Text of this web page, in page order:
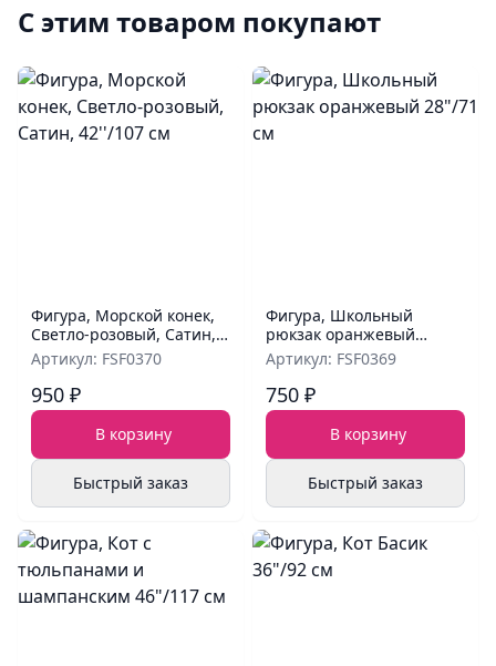
С этим товаром покупают
Фигура, Морской конек,
Светло-розовый, Сатин,
42''/107 см
Артикул: FSF0370
950 ₽
В корзину
Быстрый заказ
Фигура, Школьный
рюкзак оранжевый
28"/71 см
Артикул: FSF0369
750 ₽
В корзину
Быстрый заказ